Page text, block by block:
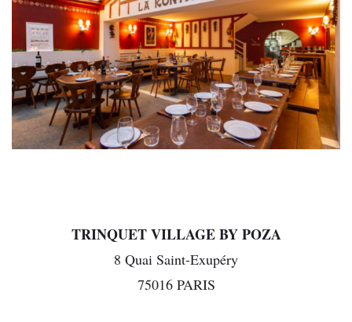
TRINQUET VILLAGE BY POZA
8 Quai Saint-Exupéry
75016 PARIS